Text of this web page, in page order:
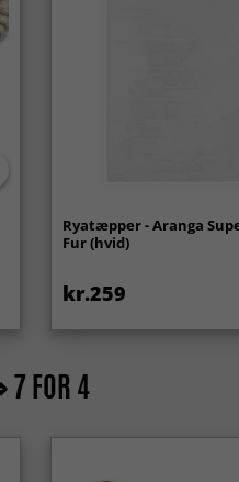
Ryatæpper - Aranga
Fur (hvid)
kr.259
7 FOR 4